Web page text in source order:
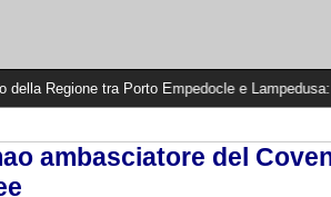
Porto Empedocle e Lampedusa:
ambasciatore del